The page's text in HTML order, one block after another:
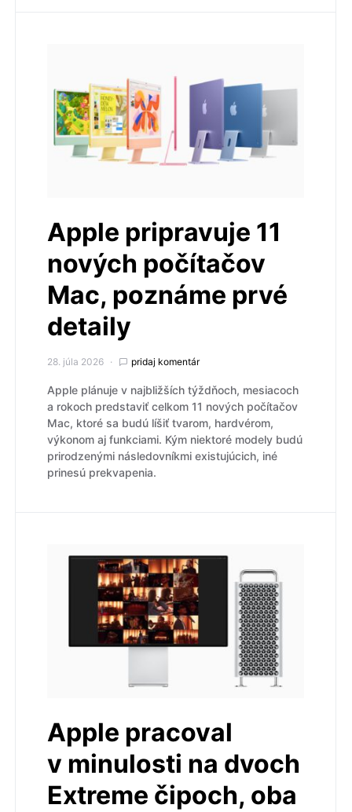
Apple pripravuje 11
nových počítačov
Mac, poznáme prvé
detaily
28. júla 2026 pridaj komentár
Apple plánuje v najbližších týždňoch, mesiacoch
a rokoch predstaviť celkom 11 nových počítačov
Mac, ktoré sa budú líšiť tvarom, hardvérom,
výkonom aj funkciami. Kým niektoré modely budú
prirodzenými následovníkmi existujúcich, iné
prinesú prekvapenia.
Apple pracoval
v minulosti na dvoch
Extreme čipoch, oba